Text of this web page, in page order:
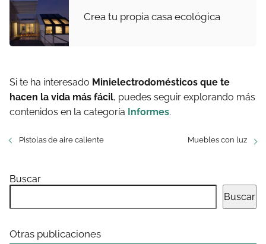
Crea tu propia casa ecológica
Si te ha interesado Minielectrodomésticos que te
hacen la vida más fácil, puedes seguir explorando más
contenidos en la categoría Informes.
Pistolas de aire caliente Muebles con luz
Buscar
Buscar
Otras publicaciones